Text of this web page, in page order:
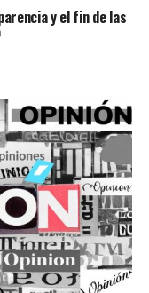
y el fin de las